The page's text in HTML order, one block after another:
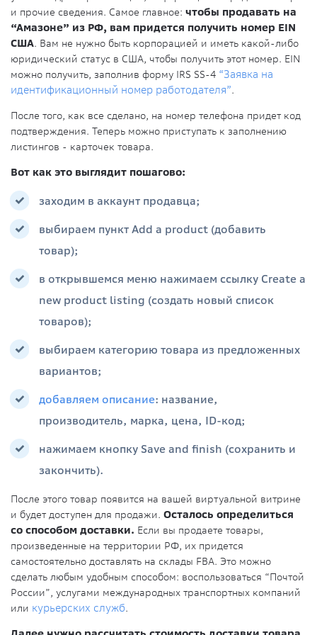
и прочие сведения. Самое главное: чтобы продавать на
“Амазоне” из РФ, вам придется получить номер EIN
США. Вам не нужно быть корпорацией и иметь какой-либо
юридический статус в США, чтобы получить этот номер. EIN
можно получить, заполнив форму IRS SS-4 “Заявка на
идентификационный номер работодателя”.
После того, как все сделано, на номер телефона придет код
подтверждения. Теперь можно приступать к заполнению
листингов - карточек товара.
Вот как это выглядит пошагово:
заходим в аккаунт продавца;
выбираем пункт Add a product (добавить
товар);
в открывшемся меню нажимаем ссылку Create a
new product listing (создать новый список
товаров);
выбираем категорию товара из предложенных
вариантов;
добавляем описание: название,
производитель, марка, цена, ID-код;
нажимаем кнопку Save and finish (сохранить и
закончить).
После этого товар появится на вашей виртуальной витрине
и будет доступен для продажи. Осталось определиться
со способом доставки. Если вы продаете товары,
произведенные на территории РФ, их придется
самостоятельно доставлять на склады FBA. Это можно
сделать любым удобным способом: воспользоваться “Почтой
России”, услугами международных транспортных компаний
или курьерских служб.